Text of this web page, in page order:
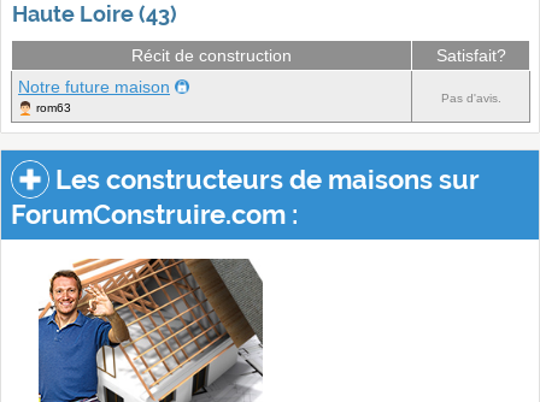
Haute Loire (43)
Récit de construction
Satisfait?
Notre future maison
rom63
Pas d'avis.
Les constructeurs de maisons sur
ForumConstruire.com :